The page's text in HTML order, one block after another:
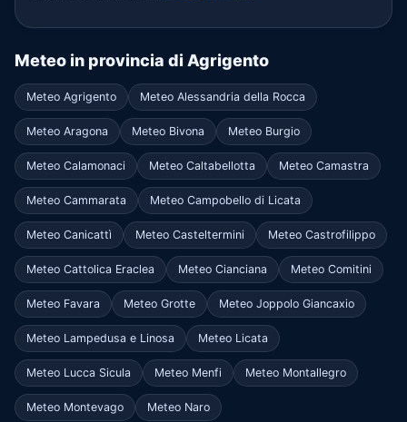
Meteo in provincia di Agrigento
Meteo Agrigento Meteo Alessandria della Rocca
Meteo Aragona Meteo Bivona Meteo Burgio
Meteo Calamonaci Meteo Caltabellotta Meteo Camastra
Meteo Cammarata Meteo Campobello di Licata
Meteo Canicattì Meteo Casteltermini Meteo Castrofilippo
Meteo Cattolica Eraclea Meteo Cianciana Meteo Comitini
Meteo Favara Meteo Grotte Meteo Joppolo Giancaxio
Meteo Lampedusa e Linosa Meteo Licata
Meteo Lucca Sicula Meteo Menfi Meteo Montallegro
Meteo Montevago Meteo Naro